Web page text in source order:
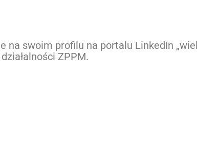
na swoim profilu na portalu LinkedIn
ZPPM.